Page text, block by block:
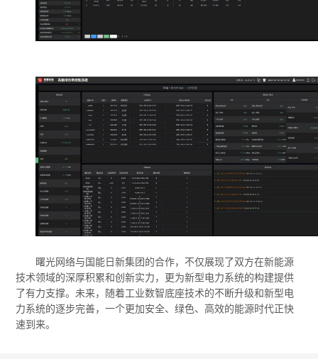
曙光网络与国能日新集团的合作，不仅展现了双方在新能源
技术领域的深厚积累和创新实力，更为新型电力系统的构建提供
了有力支撑。未来，随着工业数智底座技术的不断升级和新型电
力系统的逐步完善，一个更加安全、绿色、高效的能源时代正快
速到来。